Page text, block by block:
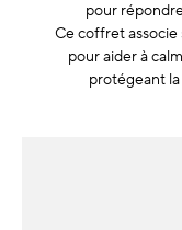
pour
Ce coffret
pour aider à
protégeant